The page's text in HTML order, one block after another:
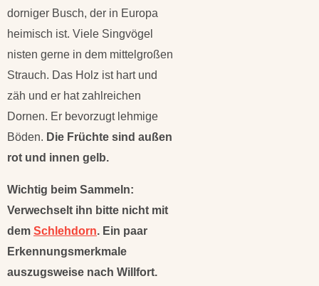
dorniger Busch, der in Europa
heimisch ist. Viele Singvögel
nisten gerne in dem mittelgroßen
Strauch. Das Holz ist hart und
zäh und er hat zahlreichen
Dornen. Er bevorzugt lehmige
Böden. Die Früchte sind außen
rot und innen gelb.
Wichtig beim Sammeln:
Verwechselt ihn bitte nicht mit
dem Schlehdorn. Ein paar
Erkennungsmerkmale
auszugsweise nach Willfort.